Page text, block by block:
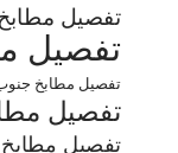
تفصيل
تفصيل
تفصيل مطابخ
تفصيل
تفصيل